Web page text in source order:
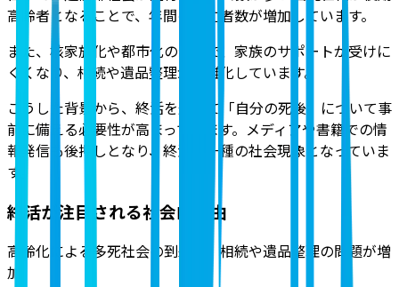
高齢者となることで、年間の死亡者数が増加しています。
また、核家族化や都市化の影響で、家族のサポートが受けに
くくなり、相続や遺品整理が複雑化しています。
こうした背景から、終活を通じて「自分の死後」について事
前に備える必要性が高まっています。メディアや書籍での情
報発信も後押しとなり、終活は一種の社会現象となっていま
す。
終活が注目される社会的理由
高齢化による多死社会の到来で、相続や遺品整理の問題が増
加